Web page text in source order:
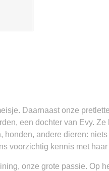
Daarnaast onze
een dochter van Evy.
andere dieren:
voorzichtig kennis met
onze grote passie. Op